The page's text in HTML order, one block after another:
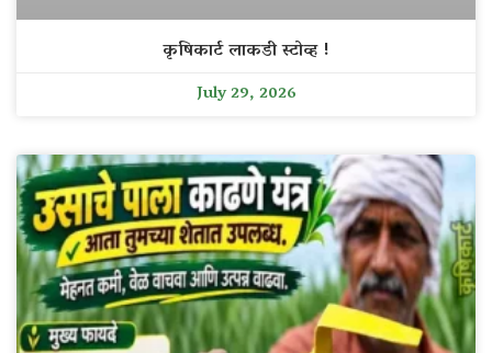
कृषिकार्ट लाकडी स्टोव्ह !
July 29, 2026